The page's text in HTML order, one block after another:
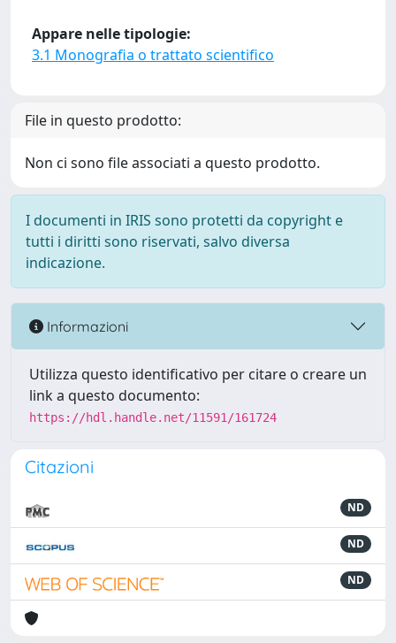
Appare nelle tipologie:
3.1 Monografia o trattato scientifico
File in questo prodotto:
Non ci sono file associati a questo prodotto.
I documenti in IRIS sono protetti da copyright e
tutti i diritti sono riservati, salvo diversa
indicazione.
Informazioni
Utilizza questo identificativo per citare o creare un
link a questo documento:
https://hdl.handle.net/11591/161724
Citazioni
ND
ND
ND